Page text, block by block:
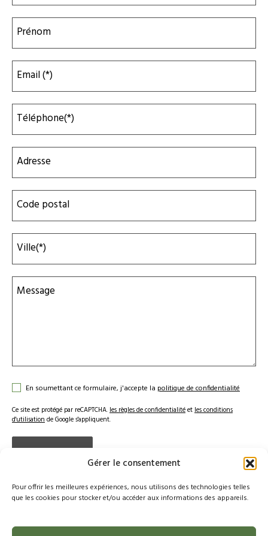
Gérer le consentement
Pour offrir les meilleures expériences, nous utilisons des technologies telles
que les cookies pour stocker et/ou accéder aux informations des appareils.
Prénom
Email (*)
Téléphone(*)
Adresse
Code postal
Ville(*)
Message
En soumettant ce formulaire, j'accepte la politique de confidentialité
Ce site est protégé par reCAPTCHA.les règles de confidentialitéetles conditions
d'utilisationde Google s'appliquent.